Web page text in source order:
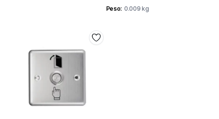
Peso 0.009 kg